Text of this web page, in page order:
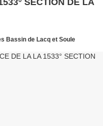
Bassin de Lacq et Soule